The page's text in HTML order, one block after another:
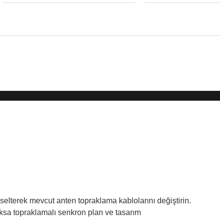
mevcut anten topraklama kablolarını değiştirin.
topraklamalı senkron plan ve tasarım